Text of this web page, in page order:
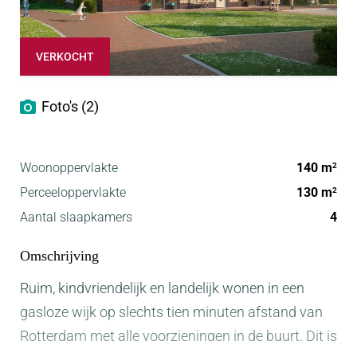
VERKOCHT
Foto's (2)
Woonoppervlakte 140 m2
Perceeloppervlakte 130 m2
Aantal slaapkamers 4
Omschrijving
Ruim, kindvriendelijk en landelijk wonen in een
gasloze wijk op slechts tien minuten afstand van
Rotterdam met alle voorzieningen in de buurt. Dit is